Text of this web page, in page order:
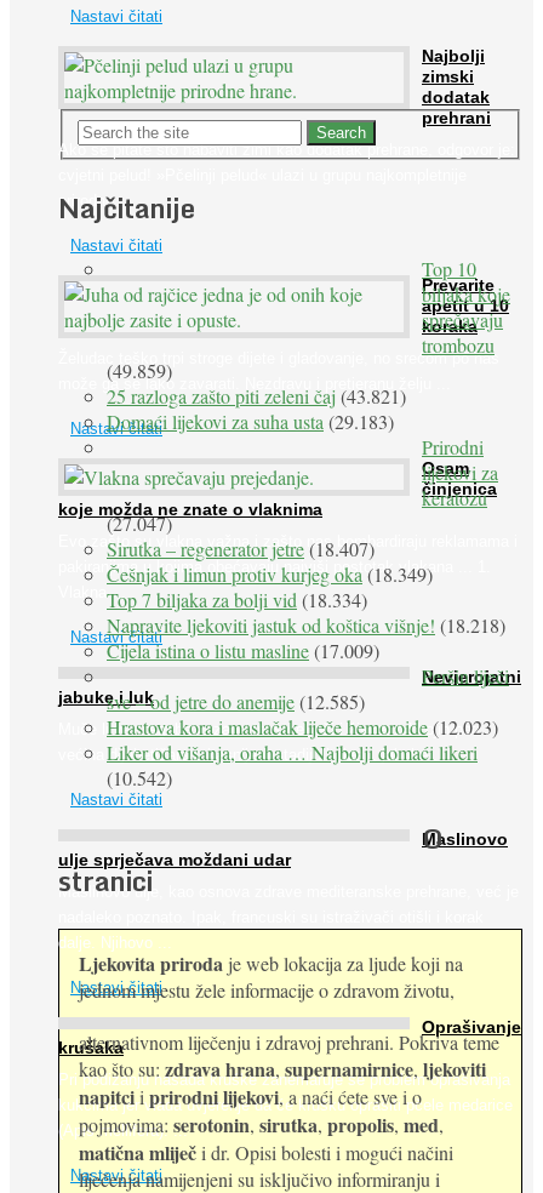
Nastavi čitati
Najbolji
zimski
dodatak
prehrani
Ako se pitate što nabaviti zimi kao dodatak prehrane, odgovor je:
prirodne ...
Nastavi čitati
Prevarite
apetit u 10
koraka
Želudac teško trpi stroge dijete i gladovanje, no srećom po nas
može ga se lako zavarati. Nezdravu i pretjeranu želju ...
Nastavi čitati
Osam
činjenica
koje možda ne znate o vlaknima
Evo zašto su vlakna važna i zašto nas bombardiraju reklamama i
pakiranjima u kojima obećavaju najviši postotak vlakana ... 1.
Vlakna ...
Nastavi čitati
Nevjerojatni
jabuke i luk
Muče li vas tegobe vezane uz srce, oči i živce, od kojih pati
većina dijabetičara u kasnijem stadiju bolesti, jabuke ...
Nastavi čitati
Maslinovo
ulje sprječava moždani udar
Maslinovo ulje, kao osnova zdrave mediteranske prehrane, već je
dalje. Njihovo ...
Nastavi čitati
Oprašivanje
krušaka
Pri podizanju nasada kruške zanemaruje se problem oprašivanja
kukcima jer vlada uvjerenje da će krušku oprašiti pčele medarice
(Apis mellifera). ...
Nastavi čitati
Najčitanije
Top 10
biljaka koje
sprečavaju
trombozu
(49.859)
25 razloga zašto piti zeleni čaj(43.821)
Domaći lijekovi za suha usta(29.183)
Prirodni
lijekovi za
keratozu
(27.047)
Sirutka – regenerator jetre(18.407)
Češnjak i limun protiv kurjeg oka(18.349)
Top 7 biljaka za bolji vid(18.334)
Napravite ljekoviti jastuk od koštica višnje! (18.218)
Cijela istina o listu masline(17.009)
Peršin liječi
sve – od jetre do anemije(12.585)
Hrastova kora i maslačak liječe hemoroide(12.023)
Liker od višanja, oraha … Najbolji domaći likeri
(10.542)
O
stranici
Ljekovita priroda je web lokacija za ljude koji na
jednom mjestu žele informacije o zdravom životu,
alternativnom liječenju i zdravoj prehrani. Pokriva teme
kao što su: zdrava hrana, supernamirnice, ljekoviti
napitciiprirodni lijekovi, a naći ćete sve i o
pojmovima: serotonin, sirutka, propolis, med,
matična mliječi dr. Opisi bolesti i mogući načini
liječenja namijenjeni su isključivo informiranju i